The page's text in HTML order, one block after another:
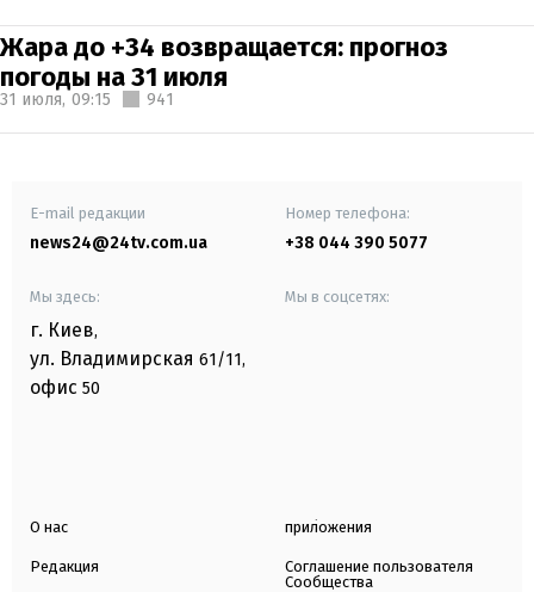
Жара до +34 возвращается: прогноз
погоды на 31 июля
31 июля, 09:15 941
E-mail редакции
news24@24tv.com.ua
Номер телефона:
+38 044 390 5077
Мы здесь:
г. Киев,
ул. Владимирская 61/11,
офис 50
Мы в соцсетях:
О нас
Редакция
приложения
Соглашение пользователя
Сообщества